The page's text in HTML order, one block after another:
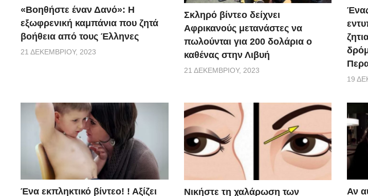
«Βοηθήστε έναν Δανό»: H
εξωφρενική καμπάνια που ζητά
βοήθεια από τους Έλληνες
21 ΔΕΚΕΜΒΡΊΟΥ, 2023
Σκληρό βίντεο δείχνει
Αφρικανούς μετανάστες να
πωλούνται για 200 δολάρια ο
καθένας στην Λιβυή
21 ΔΕΚΕΜΒΡΊΟΥ, 2023
19
Ένα εκπληκτικό βίντεο! ! Αξίζει Νικήστε τη χαλάρωση των Αν